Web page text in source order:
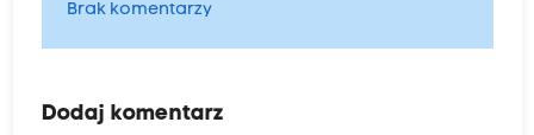
Brak komentarzy
Dodaj komentarz